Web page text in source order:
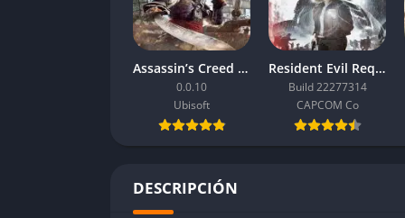
Assassin’s Creed Black Flag Resynced
0.0.10
Ubisoft
Resident Evil Requiem
Build 22277314
CAPCOM Co
DESCRIPCIÓN